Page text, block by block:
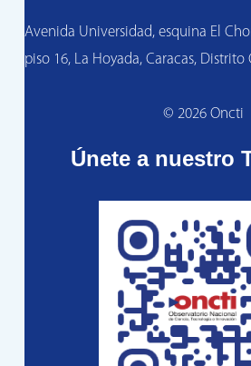
Avenida Universidad, esquina El
piso 16, La Hoyada, Caracas, Distrito
© 2026 Oncti
Únete a nuestro